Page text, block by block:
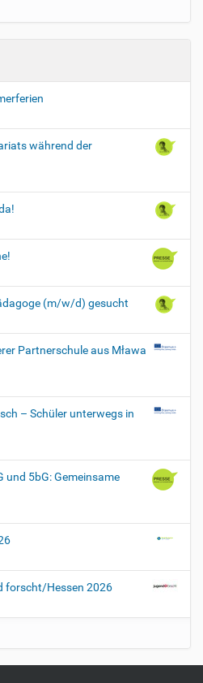
während der
(m/w/d) gesucht
Partnerschule aus Mława
– Schüler unterwegs in
und 5bG: Gemeinsame
forscht/Hessen 2026